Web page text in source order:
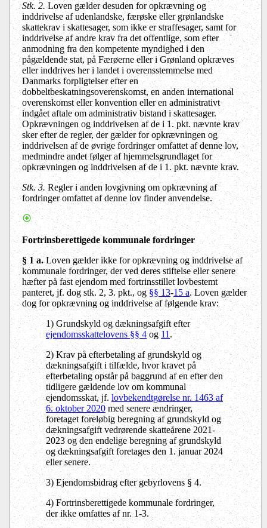
Stk. 2. Loven gælder desuden for opkrævning og
inddrivelse af udenlandske, færøske eller grønlandske
skattekrav i skattesager, som ikke er straffesager, samt for
inddrivelse af andre krav fra det offentlige, som efter
anmodning fra den kompetente myndighed i den
pågældende stat, på Færøerne eller i Grønland opkræves
eller inddrives her i landet i overensstemmelse med
Danmarks forpligtelser efter en
dobbeltbeskatningsoverenskomst, en anden international
overenskomst eller konvention eller en administrativt
indgået aftale om administrativ bistand i skattesager.
Opkrævningen og inddrivelsen af de i 1. pkt. nævnte krav
sker efter de regler, der gælder for opkrævningen og
inddrivelsen af de øvrige fordringer omfattet af denne lov,
medmindre andet følger af hjemmelsgrundlaget for
opkrævningen og inddrivelsen af de i 1. pkt. nævnte krav.
Stk. 3. Regler i anden lovgivning om opkrævning af
fordringer omfattet af denne lov finder anvendelse.
Fortrinsberettigede kommunale fordringer
§ 1 a.Loven gælder ikke for opkrævning og inddrivelse af
kommunale fordringer, der ved deres stiftelse eller senere
hæfter på fast ejendom med fortrinsstillet lovbestemt
panteret, jf. dog stk. 2, 3. pkt., og §§ 13-15 a. Loven gælder
dog for opkrævning og inddrivelse af følgende krav:
1) Grundskyld og dækningsafgift efter
ejendomsskattelovens §§ 4 og11 .
2) Krav på efterbetaling af grundskyld og
dækningsafgift i tilfælde, hvor kravet på
efterbetaling opstår på baggrund af en efter den
tidligere gældende lov om kommunal
ejendomsskat, jf. lovbekendtgørelse nr. 1463 af
6. oktober 2020med senere ændringer,
foretaget foreløbig beregning af grundskyld og
dækningsafgift vedrørende skatteårene 2021-
2023 og den endelige beregning af grundskyld
og dækningsafgift foretages den 1. januar 2024
eller senere.
3) Ejendomsbidrag efter gebyrlovens § 4.
4) Fortrinsberettigede kommunale fordringer,
der ikke omfattes af nr. 1-3.